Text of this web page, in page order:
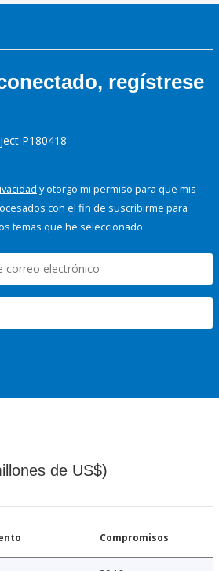
regístrese
P180418
y otorgo mi permiso para que mis
con el fin de suscribirme para
temas que he seleccionado.
de US$)
Compromisos